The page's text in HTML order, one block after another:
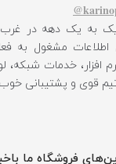
به یک دهه در غرب
اطلاعات مشغول به
افزار، خدمات شبکه،
قوی و پشتیبانی
فروشگاه ما